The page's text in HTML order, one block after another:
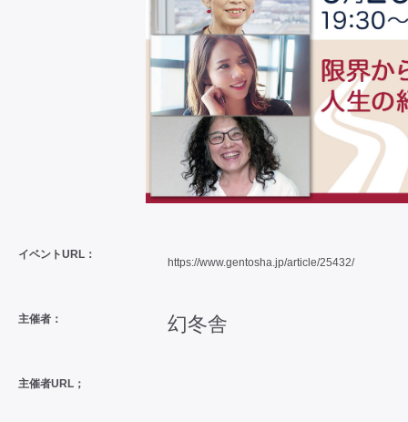
イベントURL：
https://www.gentosha.jp/article/25432/
主催者： 幻冬舎
主催者URL；